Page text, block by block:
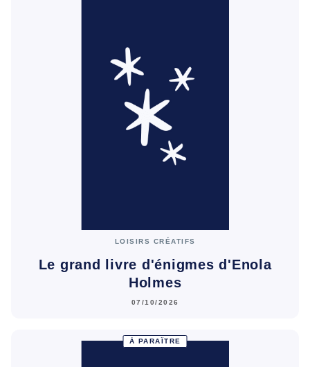
LOISIRS CRÉATIFS
Le grand livre d'énigmes d'Enola
Holmes
07/10/2026
À PARAÎTRE